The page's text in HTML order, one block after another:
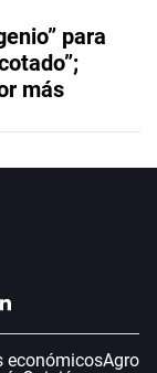
para
más
económicosAgro